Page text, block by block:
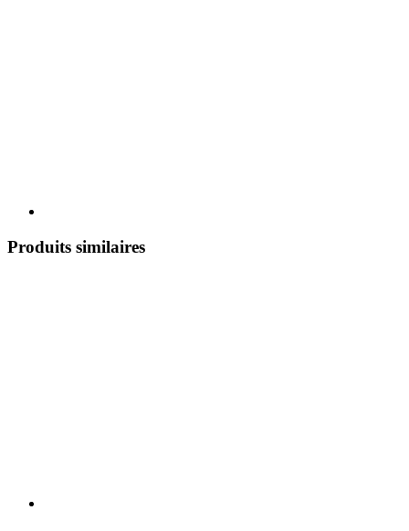
Produits similaires